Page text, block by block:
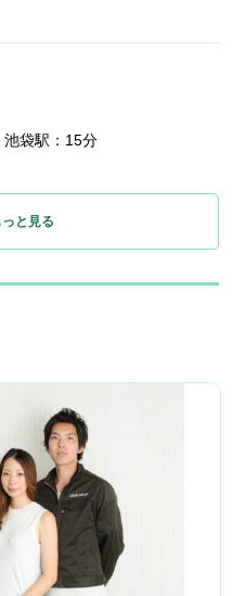
袋駅：15分
と見る